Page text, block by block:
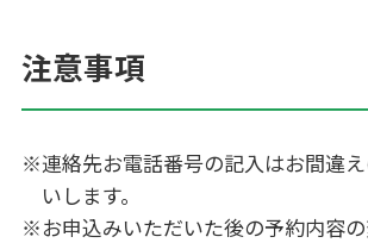
注意事項
※連絡先お電話番号の記入はお間違
いします。
※お申込みいただいた後の予約内容